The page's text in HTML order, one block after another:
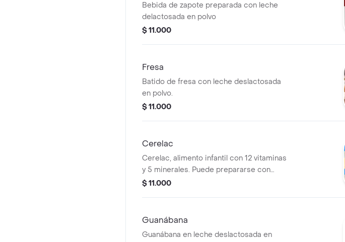
Bebida de zapote preparada con leche
delactosada en polvo
$ 11.000
Fresa
Batido de fresa con leche deslactosada
en polvo.
$ 11.000
Cerelac
Cerelac, alimento infantil con 12 vitaminas
y 5 minerales. Puede prepararse con
leche en polvo
$ 11.000
Guanábana
Guanábana en leche deslactosada en